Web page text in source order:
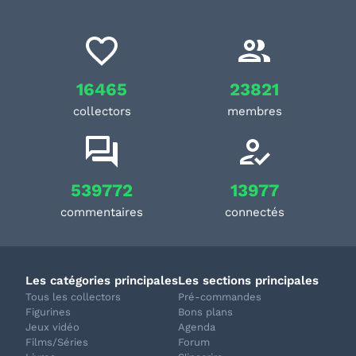
16465
collectors
23821
membres
539772
commentaires
13977
connectés
Les catégories principales
Tous les collectors
Figurines
Jeux vidéo
Films/Séries
Les sections principales
Pré-commandes
Bons plans
Agenda
Forum